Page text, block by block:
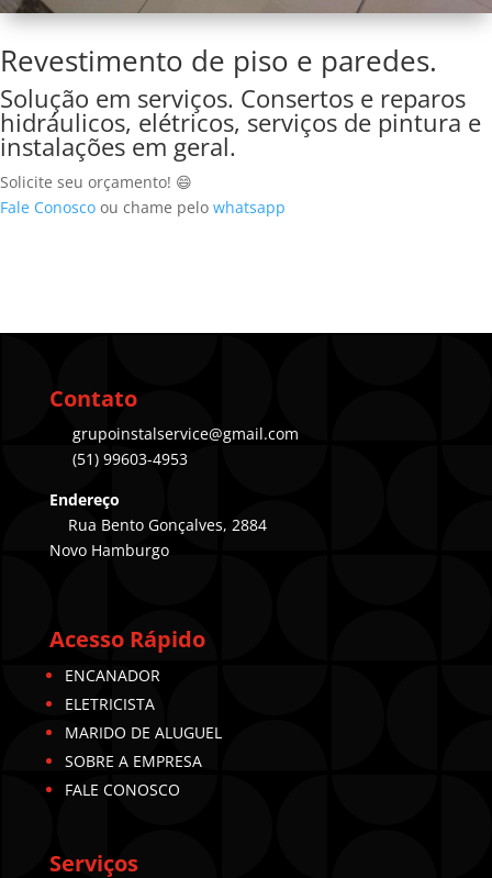
Revestimento de piso e paredes.
Solução em serviços. Consertos e reparos
hidráulicos, elétricos, serviços de pintura e
instalações em geral.
Solicite seu orçamento! 😄
Fale Conosco ou chame pelo whatsapp
Contato
grupoinstalservice@gmail.com
(51) 99603-4953
Endereço
Rua Bento Gonçalves, 2884
Novo Hamburgo
Acesso Rápido
ENCANADOR
ELETRICISTA
MARIDO DE ALUGUEL
SOBRE A EMPRESA
FALE CONOSCO
Serviços